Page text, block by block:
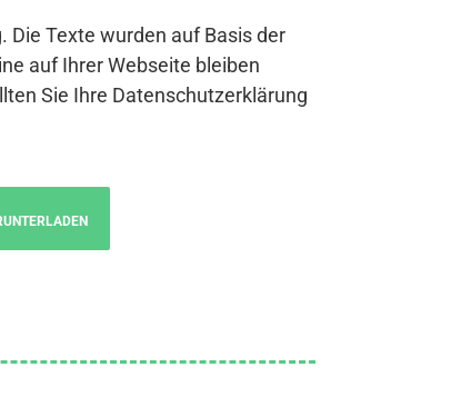
Die Texte wurden auf Basis der
auf Ihrer Webseite bleiben
Sie Ihre Datenschutzerklärung